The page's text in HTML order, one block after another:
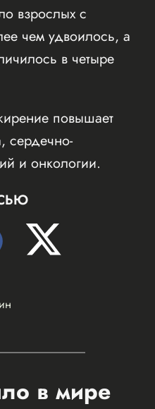
взрослых с
чем удвоилось, а
в четыре
повышает
сердечно-
и онкологии.
в мире